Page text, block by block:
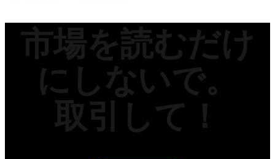
市場を読むだけ
にしないで。
取引して！